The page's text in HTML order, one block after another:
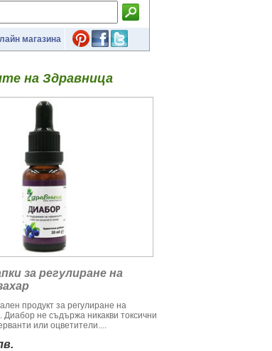
магазина
на Здравница
за регулиране на
продукт за регулиране на
Диабор не съдържа никакви токсични
или оцветители....